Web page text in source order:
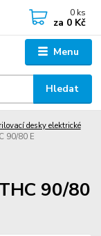
Menu
Hledat
0 ks
za 0 Kč
desky elektrické
90/80 E
90/80